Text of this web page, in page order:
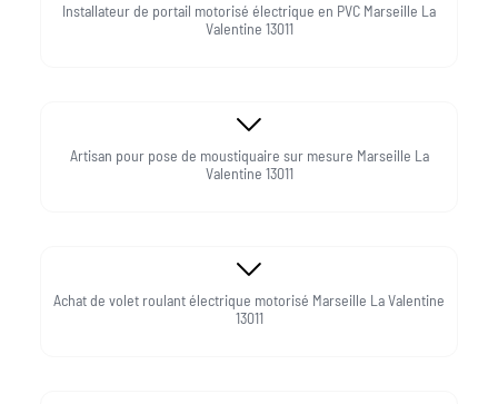
Installateur de portail motorisé électrique en PVC Marseille La
Valentine 13011
Artisan pour pose de moustiquaire sur mesure Marseille La
Valentine 13011
Achat de volet roulant électrique motorisé Marseille La Valentine
13011